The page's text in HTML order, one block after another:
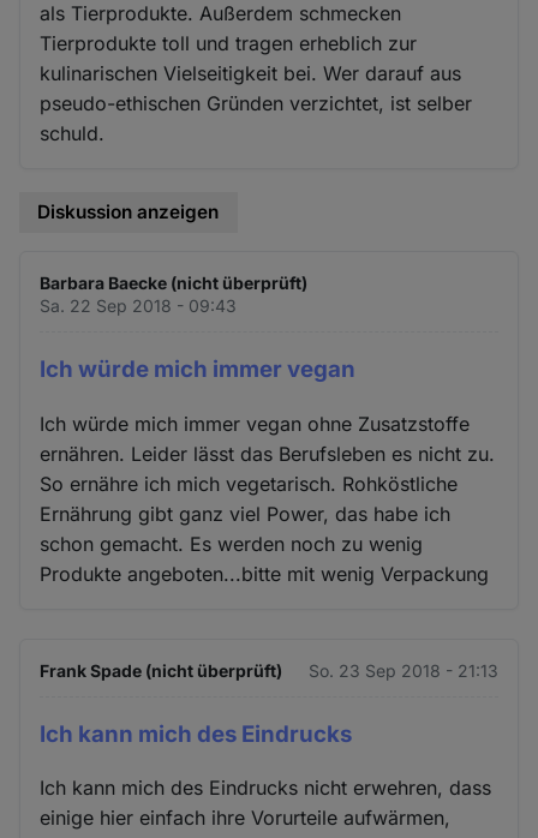
als Tierprodukte. Außerdem schmecken
Tierprodukte toll und tragen erheblich zur
kulinarischen Vielseitigkeit bei. Wer darauf aus
pseudo-ethischen Gründen verzichtet, ist selber
schuld.
Diskussion anzeigen
Barbara Baecke (nicht überprüft)
Sa. 22 Sep 2018 - 09:43
Ich würde mich immer vegan
Ich würde mich immer vegan ohne Zusatzstoffe
ernähren. Leider lässt das Berufsleben es nicht zu.
So ernähre ich mich vegetarisch. Rohköstliche
Ernährung gibt ganz viel Power, das habe ich
schon gemacht. Es werden noch zu wenig
Produkte angeboten...bitte mit wenig Verpackung
Frank Spade (nicht überprüft) So. 23 Sep 2018 - 21:13
Ich kann mich des Eindrucks
Ich kann mich des Eindrucks nicht erwehren, dass
einige hier einfach ihre Vorurteile aufwärmen,